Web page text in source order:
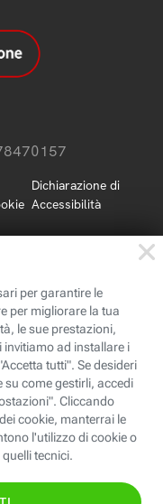
Dichiarazione di
Accessibilità